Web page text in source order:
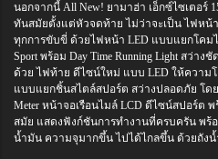
นอกจากนี้ All New! ยามาฮ่า เอ็กซ์ไซเตอร์
ทันสมัยตั้งแต่หัวจดท้าย ไม่ว่าจะเป็น ไฟหน้
ทุกการขับขี่ ด้วยไฟหน้า LED แบบแยกโคม
Sport พร้อม Day Time Running Light สว่า
ด้วย ไฟท้าย ดีไซน์ใหม่ แบบ LED ให้ความโ
แบบแยกชิ้นสไตล์สปอร์ต สว่างปลอดภัย โด
Meter หน้าจอเรือนไมล์ LCD ดีไซน์สปอร์ต
สมัย แสดงฟังก์ชันการทำงานที่ครบครัน พร้
น้ำมัน ความจุมากขึ้น ไปได้ไกลขึ้น ด้วยถัง